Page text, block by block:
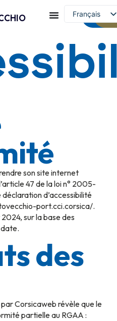
Français
English (UK)
son site internet
47 de la loi n° 2005-
d’accessibilité
port.cci.corsica/.
sur la base des
des
Corsicaweb révèle que le
partielle au RGAA :